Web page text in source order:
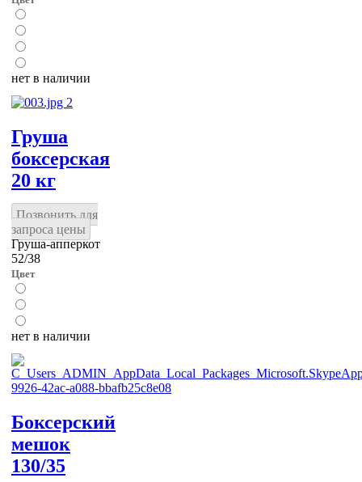
нет в наличии
Груша
боксерская
20 кг
Позвонить для
запроса цены
Груша-апперкот
52/38
Цвет
нет в наличии
Боксерский
мешок
130/35